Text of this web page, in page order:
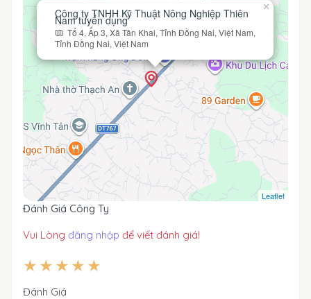
Công ty TNHH Kỹ Thuật Nông Nghiệp Thiên
Nam tuyển dụng
Tổ 4, Ấp 3, Xã Tân Khai, Tỉnh Đồng Nai, Việt Nam,
Tỉnh Đồng Nai, Việt Nam
×
Leaflet
Đánh Giá Công Ty
Vui Lòng đăng nhập để viết đánh giá!
Đánh Giá